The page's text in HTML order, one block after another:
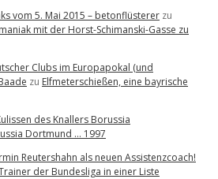
vom 5. Mai 2015 – betonflüsterer zu
mit der Horst-Schimanski-Gasse zu
Clubs im Europapokal (und
zu Elfmeterschießen, eine bayrische
des Knallers Borussia
Dortmund … 1997
Reutershahn als neuen Assistenzcoach!
der Bundesliga in einer Liste